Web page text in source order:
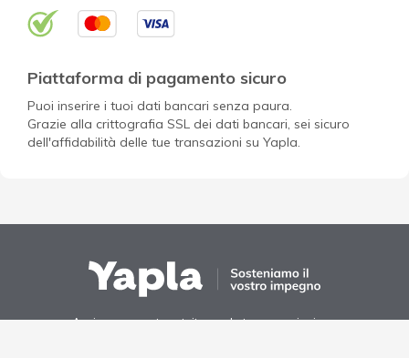
Piattaforma di pagamento sicuro
Puoi inserire i tuoi dati bancari senza paura.
Grazie alla crittografia SSL dei dati bancari, sei sicuro
dell'affidabilità delle tue transazioni su Yapla.
Apri un account gratuito per la tua associazione